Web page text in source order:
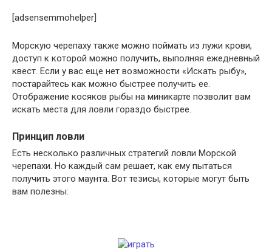
[adsensemmohelper]
Морскую черепаху также можно поймать из лужи крови,
доступ к которой можно получить, выполняя ежедневный
квест. Если у вас еще нет возможности «Искать рыбу»,
постарайтесь как можно быстрее получить ее.
Отображение косяков рыбы на миникарте позволит вам
искать места для ловли гораздо быстрее.
Принцип ловли
Есть несколько различных стратегий ловли Морской
черепахи. Но каждый сам решает, как ему пытаться
получить этого маунта. Вот тезисы, которые могут быть
вам полезны: